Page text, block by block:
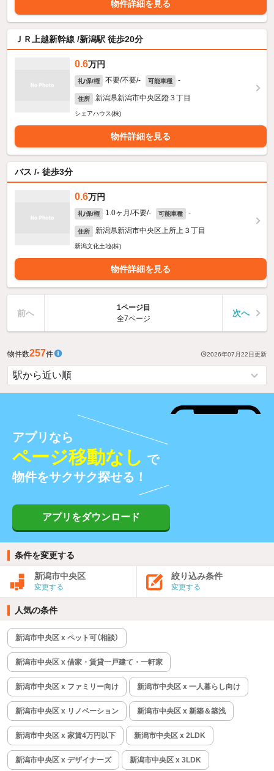
物件詳細を見る
ＪＲ上越新幹線 /新潟駅 徒歩20分
0.6万円
礼/保/権 不要/不要/- 可能車種 -
住所 新潟県新潟市中央区鐙３丁目
シェアハウス(株)
物件詳細を見る
バス /- 徒歩3分
0.6万円
礼/保/権 1.0ヶ月/不要/- 可能車種 -
住所 新潟県新潟市中央区上所上３丁目
新潟文化土地(株)
物件詳細を見る
前へ
1ページ目
全7ページ
次へ
物件数257件 2026年07月22日更新
アプリなら
ページ移動なし で
物件をサクサク探せる！
アプリをダウンロード
条件を変更する
新潟市中央区
変更する
絞り込み条件
変更する
人気の条件
新潟市中央区 x ペット可（相談）
新潟市中央区 x 借家・賃貸一戸建て・一軒家
新潟市中央区 x ファミリー向け 新潟市中央区 x 一人暮らし向け
新潟市中央区 x リノベーション 新潟市中央区 x 新築＆築浅
新潟市中央区 x 家賃4万円以下 新潟市中央区 x 2LDK
新潟市中央区 x デザイナーズ 新潟市中央区 x 3LDK